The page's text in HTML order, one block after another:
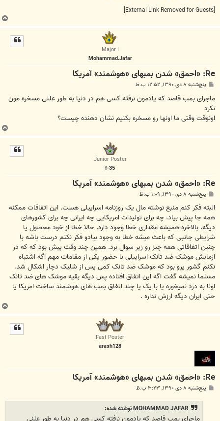
[External Link Removed for Guests]
Major I
Mohammad.Jafar
Re: «احمق» شدن بمبهای «هوشمند» آمریکا
س
ت
پنج‌شنبه ۸ دی ۱۳۹۰, ۱۲:۵۲ ب.ظ
ماجرای بمب قاصد که یادمون نرفته کسی هم در دنیا به طور علنی مسخره مون
نکرد
اونوقت وقتی ما اونها رو مسخره بکنیم نشان دهنده چیست؟
Junior Poster
f-35
Re: «احمق» شدن بمبهای «هوشمند» آمریکا
س
ت
پنج‌شنبه ۸ دی ۱۳۹۰, ۱:۰۹ ب.ظ
البته فکر کنم منبع نوشته مال یک روزنامه اسراییلی هست. این اتفاقات ممکنه
همه جا پیش بیاد. چه برای تولیدات امریکایی چه ایرانی چه برای کشورهای
دیگه. بالاخره همیشه مقداری خطا وجود داره. حالا خطا از خود محصول یا
شرایطی جانبی که باعث میشه خطا به وجود بیادو فکر نکنم درست باشه با
چنین اتفاقاتی همه چیز رو زیر سوال برد. همین چند وقت پیش بود که که در
ازمایش موشک ضد تانک اسراییلی با حضور یکی از مقامات مهم اگه اشتباه
نکنم گشور پرو بود که موشک ضد تانک کمی پس از شلیک دچار اشکال شد.
مسلما نمیشه گفت اگه این اتفاق افتاده پس دیگه بقیه موشک های ضد تانک
اونا به درد نمیخوره یا با یک یا چند اتفاق بمب های هوشمند ساخت امریکا یا
حتی ایران دیگه ارزش نداره .
Fast Poster
arash128
Re: «احمق» شدن بمبهای «هوشمند» آمریکا
س
پنج‌شنبه ۸ دی ۱۳۹۰, ۳:۲۳ ب.ظ
MOHAMMAD JAFAR نوشته شده:
ماجرای بمب قاصد که یادمون نرفته کسی هم در دنیا به طور علنی